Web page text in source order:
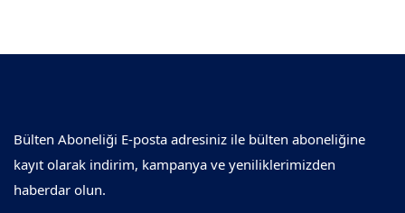
Bülten Aboneliği E-posta adresiniz ile bülten aboneliğine
kayıt olarak indirim, kampanya ve yeniliklerimizden
haberdar olun.